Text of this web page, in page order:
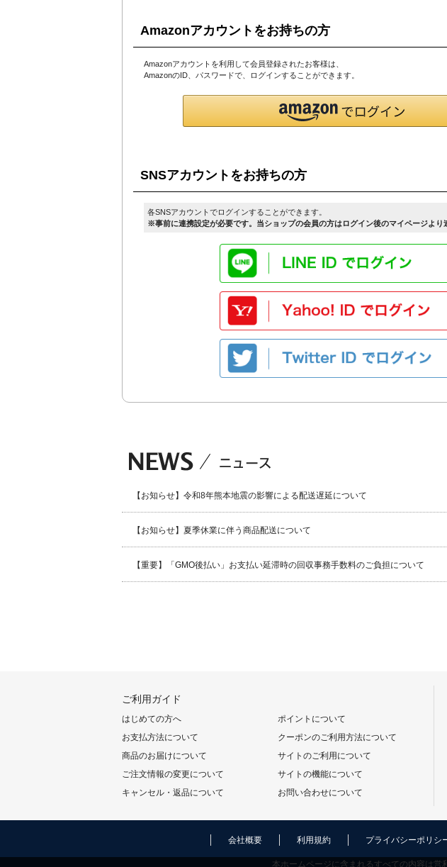
Amazonアカウントをお持ちの方
Amazonアカウントを利用して会員登録されたお客様は、
AmazonのID、パスワードで、ログインすることができます。
SNSアカウントをお持ちの方
各SNSアカウントでログインすることができます。
※事前に連携設定が必要です。当ショップの会員の方はログイン後のマイページより
【お知らせ】令和8年熊本地震の影響による配送遅延について
【お知らせ】夏季休業に伴う商品配送について
【重要】「GMO後払い」お支払い延滞時の回収事務手数料のご負担について
ご利用ガイド
はじめての方へ
お支払方法について
商品のお届けについて
ご注文情報の変更について
キャンセル・返品について
ポイントについて
クーポンのご利用方法について
サイトのご利用について
サイトの機能について
お問い合わせについて
会社概要 利用規約 プライバシーポリシ
本ホームページに含まれるすべての内容は営